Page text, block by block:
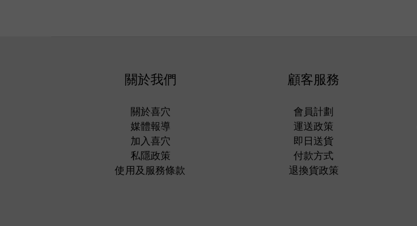
關於我們
關於喜穴
媒體報導
加入喜穴
私隱政策
使用及服務條款
顧客服務
會員計劃
運送政策
即日送貨
付款方式
退換貨政策